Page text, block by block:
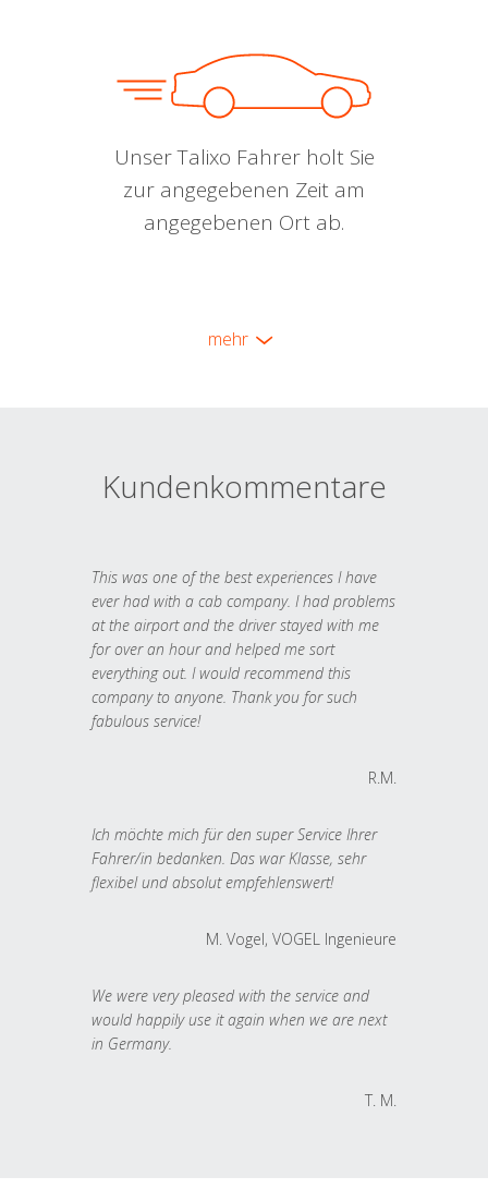
Unser Talixo Fahrer holt Sie
zur angegebenen Zeit am
angegebenen Ort ab.
mehr
Kundenkommentare
This was one of the best experiences I have
ever had with a cab company. I had problems
at the airport and the driver stayed with me
for over an hour and helped me sort
everything out. I would recommend this
company to anyone. Thank you for such
fabulous service!
R.M.
Ich möchte mich für den super Service Ihrer
Fahrer/in bedanken. Das war Klasse, sehr
flexibel und absolut empfehlenswert!
M. Vogel, VOGEL Ingenieure
We were very pleased with the service and
would happily use it again when we are next
in Germany.
T. M.